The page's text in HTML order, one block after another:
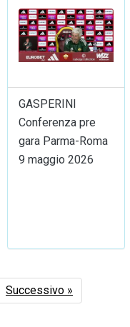
GASPERINI
Conferenza pre
gara Parma-Roma
9 maggio 2026
Successivo »